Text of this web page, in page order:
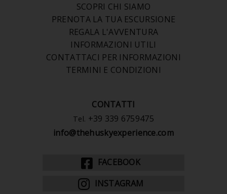
SCOPRI CHI SIAMO
PRENOTA LA TUA ESCURSIONE
REGALA L'AVVENTURA
INFORMAZIONI UTILI
CONTATTACI PER INFORMAZIONI
TERMINI E CONDIZIONI
CONTATTI
Tel. +39 339 6759475
info@thehuskyexperience.com
FACEBOOK
INSTAGRAM